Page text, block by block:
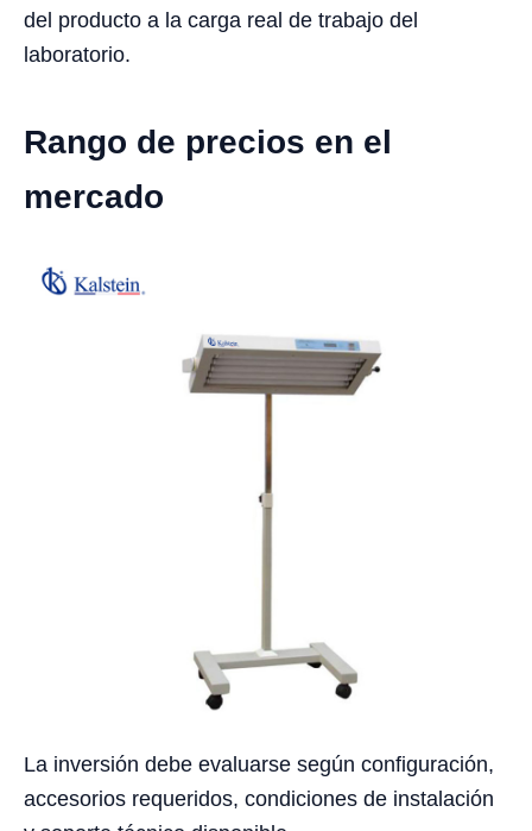
del producto a la carga real de trabajo del
laboratorio.
Rango de precios en el
mercado
La inversión debe evaluarse según configuración,
accesorios requeridos, condiciones de instalación